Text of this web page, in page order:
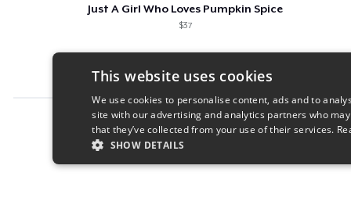
Just A Girl Who Loves Pumpkin Spice
$37
Report this product
This website uses cookies
We use cookies to personalise content, ads and to
site with our advertising and analytics partners who
that they’ve collected from your use of their services.
SHOW DETAILS